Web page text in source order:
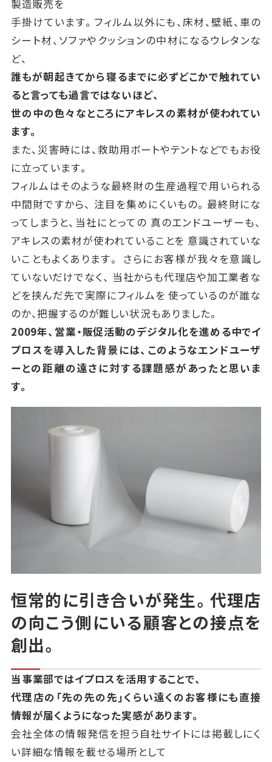
製造販売を
手掛けています。フィルム以外にも、床材、壁紙、車の
シート材、ソファやクッションの中材になるウレタンな
ど、
誰もが朝起きてから寝るまでに必ずどこかで触れてい
ると言っても過言ではないほど、
世の中の色々なところにアキレスの素材が使われてい
ます。
また、災害時には、救助用ボートやテントなどでもお役
に立っています。
フィルムはそのような最終財の生産過程で用いられる
中間財ですから、 注目を集めにくいもの。最終財にな
ってしまうと、当社にとっての 真のエンドユーザーも、
アキレスの素材が使われていることを 意識されていな
いこともよくあります。 さらにお客様が我々を意識し
ていないだけでなく、 当社からも代理店や加工業者な
どを挟んだ先で実際にフィルムを 使っているのが誰な
のか、把握するのが難しい状況もありました。
2009年、営業・販促活動のデジタル化を進める中でイ
プロスを導入した背景には、このようなエンドユーザ
ーとの距離の遠さに対する課題感があったと思いま
す。
恒常的に引き合いが発生。代理店
の向こう側にいる顧客との接点を
創出。
当事業部ではイプロスを活用することで、
代理店の「先の先の先」くらい遠くのお客様にも直接
情報が届くようになった実感があります。
会社全体の情報発信を担う自社サイトには掲載しにく
い詳細な情報を載せる場所として